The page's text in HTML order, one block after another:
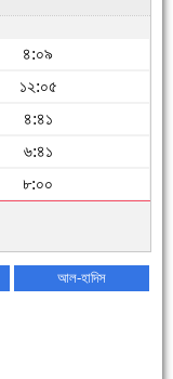
৪:০৯
১২:০৫
৪:৪১
৬:৪১
৮:০০
আল-হাদিস